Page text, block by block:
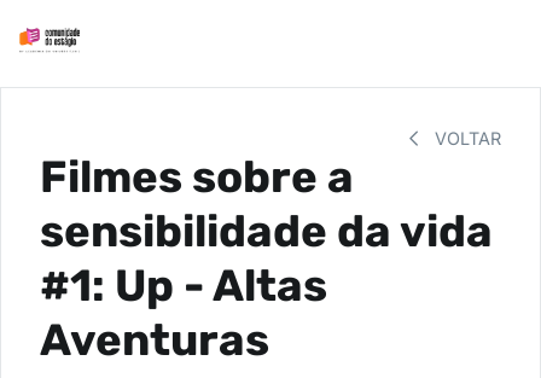
VOLTAR
Filmes sobre a
sensibilidade da vida
#1: Up - Altas
Aventuras